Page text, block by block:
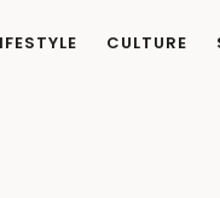
CULTURE